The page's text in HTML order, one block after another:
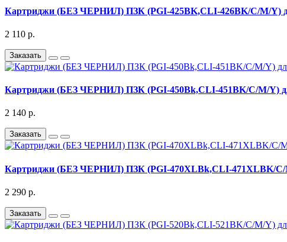
Картриджи (БЕЗ ЧЕРНИЛ) ПЗК (PGI-425BK,CLI-426BK/C/M/Y)
2 110 р.
Заказать
Картриджи (БЕЗ ЧЕРНИЛ) ПЗК (PGI-450Bk,CLI-451BK/C/M/Y)
2 140 р.
Заказать
Картриджи (БЕЗ ЧЕРНИЛ) ПЗК (PGI-470XLBk,CLI-471XLBK/C/
2 290 р.
Заказать